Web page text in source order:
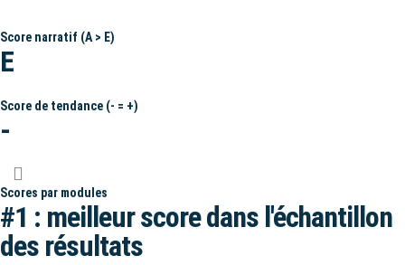
Score narratif (A > E)
E
Score de tendance (- = +)
-
Scores par modules
#1 : meilleur score dans l'échantillon
des résultats